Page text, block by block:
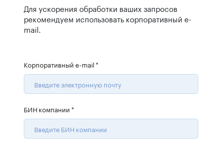
Для ускорения обработки ваших запросов
рекомендуем использовать корпоративный e-
mail.
Корпоративный e-mail*
БИН компании *